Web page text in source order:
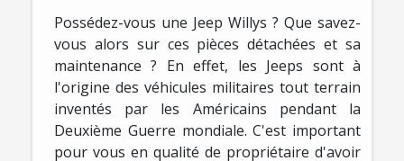
Possédez-vous une Jeep Willys ? Que savez-
vous alors sur ces pièces détachées et sa
maintenance ? En effet, les Jeeps sont à
l'origine des véhicules militaires tout terrain
inventés par les Américains pendant la
Deuxième Guerre mondiale. C'est important
pour vous en qualité de propriétaire d'avoir